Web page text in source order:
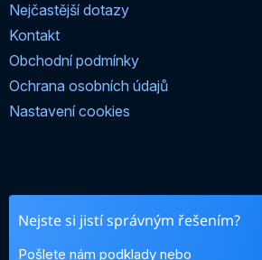
Nejčastější dotazy
Kontakt
Obchodní podmínky
Ochrana osobních údajů
Nastavení cookies
Nejste si jistí správným řešením?
Pošlete nám podklady nebo